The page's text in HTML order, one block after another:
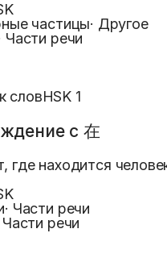
частицы· Другое
Части речи
словHSK 1
с 在
где находится
· Части речи
Части речи